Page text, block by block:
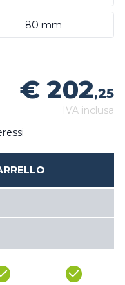
80 mm
€ 202,25
IVA inclusa